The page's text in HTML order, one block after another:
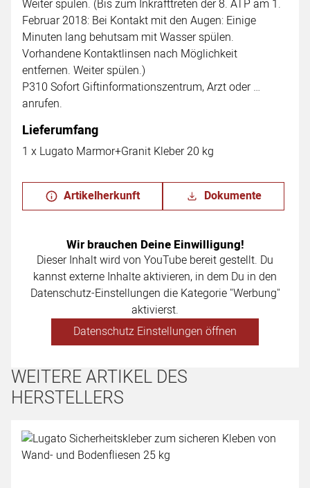
Weiter spülen. (Bis zum Inkrafttreten der 8. ATP am 1.
Februar 2018: Bei Kontakt mit den Augen: Einige
Minuten lang behutsam mit Wasser spülen.
Vorhandene Kontaktlinsen nach Möglichkeit
entfernen. Weiter spülen.)
P310 Sofort Giftinformationszentrum, Arzt oder …
anrufen.
Lieferumfang
1 x Lugato Marmor+Granit Kleber 20 kg
Artikelherkunft Dokumente
Wir brauchen Deine Einwilligung!
Dieser Inhalt wird von YouTube bereit gestellt. Du
kannst externe Inhalte aktivieren, in dem Du in den
Datenschutz-Einstellungen die Kategorie "Werbung"
aktivierst.
Datenschutz Einstellungen öffnen
WEITERE ARTIKEL DES
HERSTELLERS
Artikel überspringen